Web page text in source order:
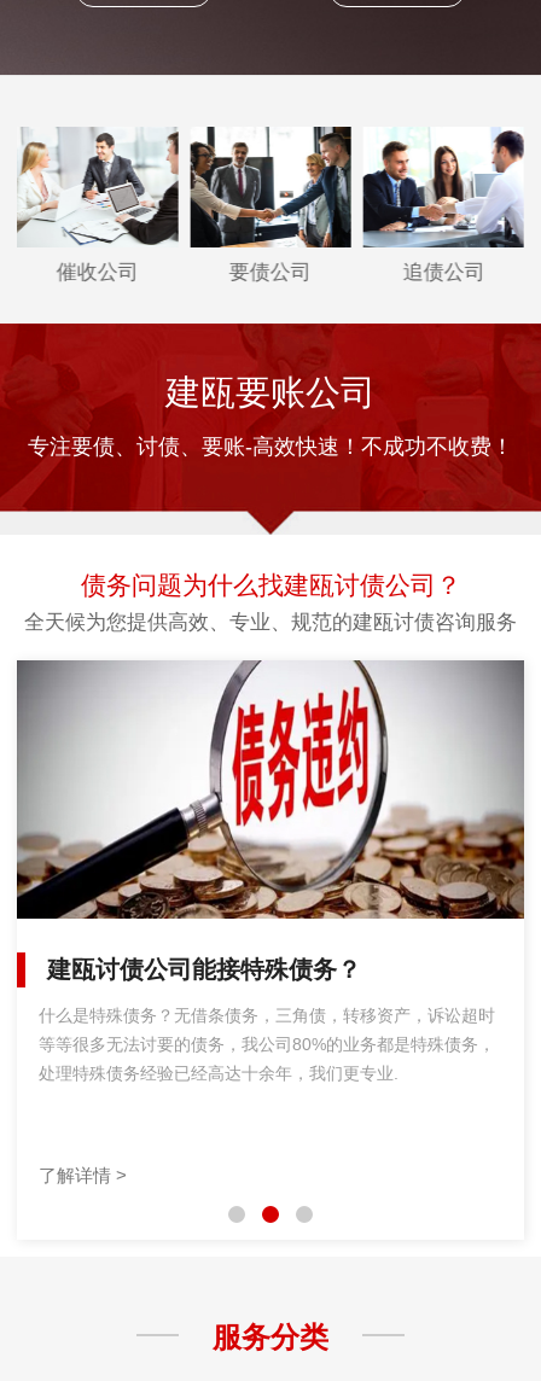
催收公司 要债公司 追债公司
建瓯要账公司
专注要债、讨债、要账-高效快速！不成功不收费！
债务问题为什么找建瓯讨债公司？
全天候为您提供高效、专业、规范的建瓯讨债咨询服务
建瓯讨债公司能接特殊债务？
什么是特殊债务？无借条债务，三角债，转移资产，诉讼超时
等等很多无法讨要的债务，我公司80%的业务都是特殊债务，
处理特殊债务经验已经高达十余年，我们更专业.
了解详情 >
服务分类